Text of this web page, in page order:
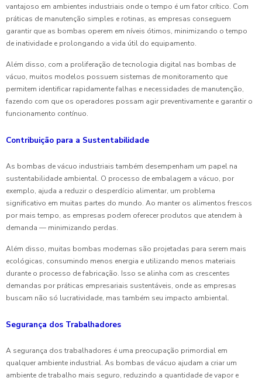
vantajoso em ambientes industriais onde o tempo é um fator crítico. Com
práticas de manutenção simples e rotinas, as empresas conseguem
garantir que as bombas operem em níveis ótimos, minimizando o tempo
de inatividade e prolongando a vida útil do equipamento.
Além disso, com a proliferação de tecnologia digital nas bombas de
vácuo, muitos modelos possuem sistemas de monitoramento que
permitem identificar rapidamente falhas e necessidades de manutenção,
fazendo com que os operadores possam agir preventivamente e garantir o
funcionamento contínuo.
Contribuição para a Sustentabilidade
As bombas de vácuo industriais também desempenham um papel na
sustentabilidade ambiental. O processo de embalagem a vácuo, por
exemplo, ajuda a reduzir o desperdício alimentar, um problema
significativo em muitas partes do mundo. Ao manter os alimentos frescos
por mais tempo, as empresas podem oferecer produtos que atendem à
demanda — minimizando perdas.
Além disso, muitas bombas modernas são projetadas para serem mais
ecológicas, consumindo menos energia e utilizando menos materiais
durante o processo de fabricação. Isso se alinha com as crescentes
demandas por práticas empresariais sustentáveis, onde as empresas
buscam não só lucratividade, mas também seu impacto ambiental.
Segurança dos Trabalhadores
A segurança dos trabalhadores é uma preocupação primordial em
qualquer ambiente industrial. As bombas de vácuo ajudam a criar um
ambiente de trabalho mais seguro, reduzindo a quantidade de vapor e